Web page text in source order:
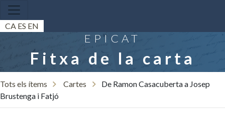
CA ES EN
EPICAT
Fitxa de la carta
Tots els ítems Cartes
De Ramon Casacuberta a Josep
Brustenga i Fatjó